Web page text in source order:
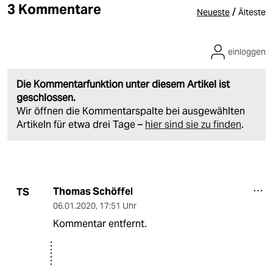
3 Kommentare Neueste / Älteste
Die Kommentarfunktion unter diesem Artikel ist
geschlossen.
Wir öffnen die Kommentarspalte bei ausgewählten
Artikeln für etwa drei Tage – hier sind sie zu finden.
einloggen
TS Thomas Schöffel
06.01.2020, 17:51 Uhr
Kommentar entfernt.